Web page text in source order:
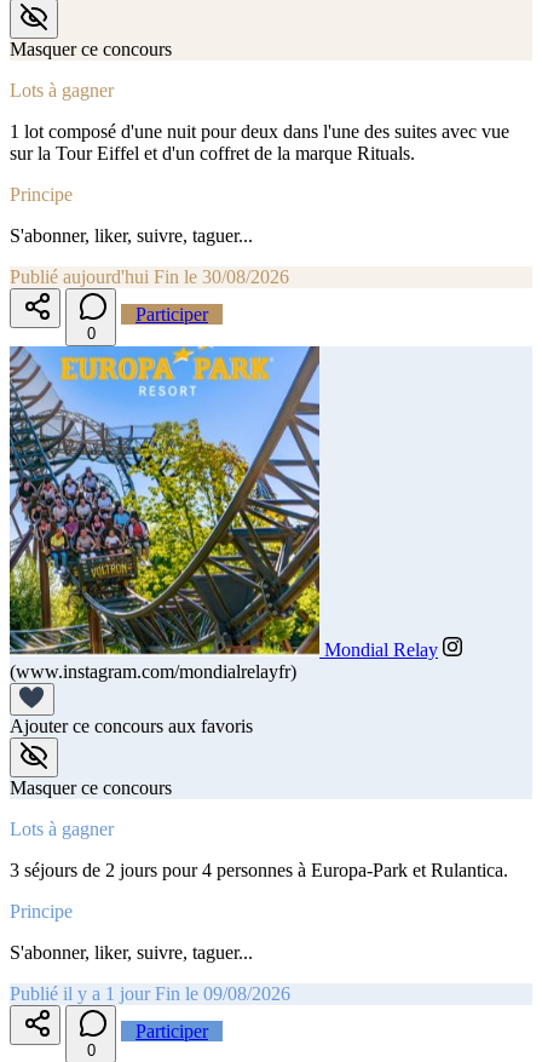
Masquer ce concours
Lots à gagner
1 lot composé d'une nuit pour deux dans l'une des suites avec vue
sur la Tour Eiffel et d'un coffret de la marque Rituals.
Principe
S'abonner, liker, suivre, taguer...
Publié aujourd'hui Fin le 30/08/2026
0
Participer
Mondial Relay
(www.instagram.com/mondialrelayfr)
Ajouter ce concours aux favoris
Masquer ce concours
Lots à gagner
3 séjours de 2 jours pour 4 personnes à Europa-Park et Rulantica.
Principe
S'abonner, liker, suivre, taguer...
Publié il y a 1 jour Fin le 09/08/2026
0
Participer